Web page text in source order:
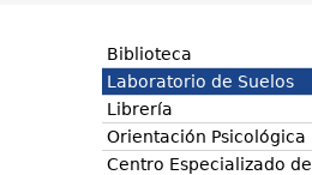
Biblioteca
Laboratorio de Suelos
Librería
Orientación Psicológica
Centro Especializado de